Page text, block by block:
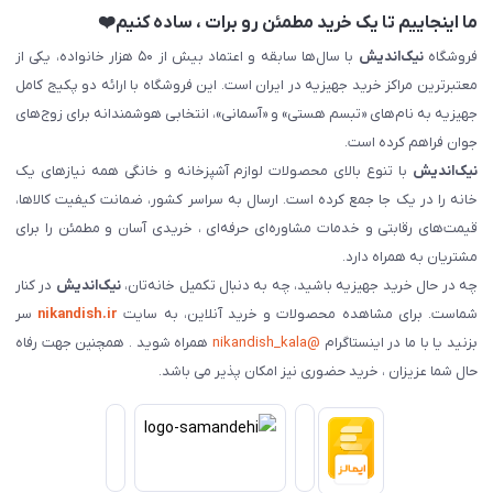
ما اینجاییم تا یک خرید مطمئن رو برات ، ساده کنیم❤️
فروشگاهنیک‌اندیش
با سال‌ها سابقه و اعتماد بیش از ۵۰ هزار خانواده، یکی از
معتبرترین مراکز خرید جهیزیه در ایران است. این فروشگاه با ارائه دو پکیج کامل
جهیزیه به نام‌های «تبسم هستی» و «آسمانی»، انتخابی هوشمندانه برای زوج‌های
جوان فراهم کرده است.
نیک‌اندیش با تنوع بالای محصولات لوازم آشپزخانه و خانگی همه نیازهای یک
خانه را در یک جا جمع کرده است. ارسال به سراسر کشور، ضمانت کیفیت کالاها،
قیمت‌های رقابتی و خدمات مشاوره‌ای حرفه‌ای ، خریدی آسان و مطمئن را برای
مشتریان به همراه دارد.
چه در حال خرید جهیزیه باشید، چه به دنبال تکمیل خانه‌تان،نیک‌اندیش در کنار
شماست. برای مشاهده محصولات و خرید آنلاین، به سایت nikandish.ir سر
بزنید یا با ما در اینستاگرام @nikandish_kala
همراه شوید . همچنین جهت رفاه
حال شما عزیزان ، خرید حضوری نیز امکان پذیر می باشد.